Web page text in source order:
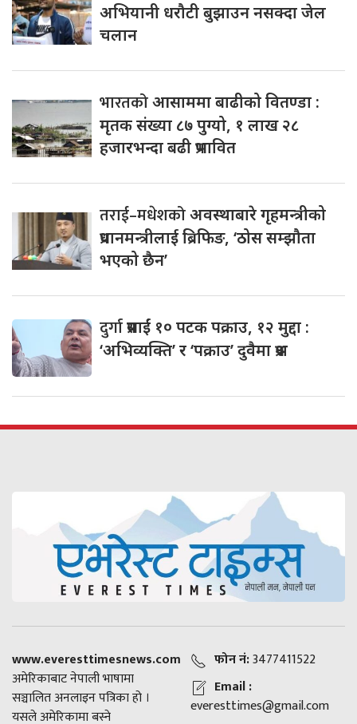
अभियानी धरौटी बुझाउन नसक्दा जेल
चलान
भारतकोआसाममा बाढीको वितण्डा :
मृतक संख्या ८७ पुग्यो, १ लाख २८
हजारभन्दा बढी प्रभावित
तराई–मधेशकोअवस्थाबारे गृहमन्त्रीको
प्रधानमन्त्रीलाई ब्रिफिङ, ‘ठोस सम्झौता
भएको छैन’
दुर्गाप्रसाईं १० पटक पक्राउ, १२ मुद्दा :
‘अभिव्यक्ति’ र ‘पक्राउ’ दुवैमा प्रश्न
www.everesttimesnews.com
अमेरिकाबाट नेपाली भाषामा
सञ्चालित अनलाइन पत्रिका हो ।
यसले अमेरिकामा बस्ने
फोन नं:3477411522
Email :
everesttimes@gmail.com